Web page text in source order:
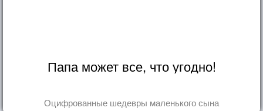
Папа может все, что угодно!
Оцифрованные шедевры маленького сына